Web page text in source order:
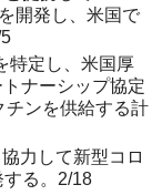
開発し、米国で
特定し、米国厚
ナーシップ協定
チンを供給する計
力して新型コロ
る。2/18